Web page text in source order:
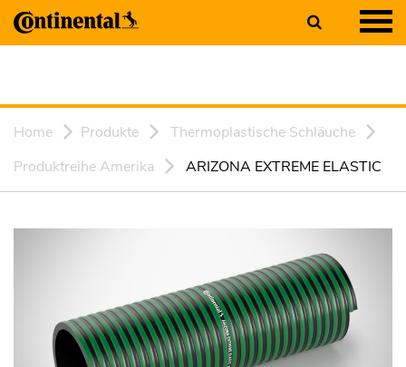
Home Produkte
Thermoplastische Schläuche
Produktreihe Amerika
ARIZONA EXTREME ELASTIC